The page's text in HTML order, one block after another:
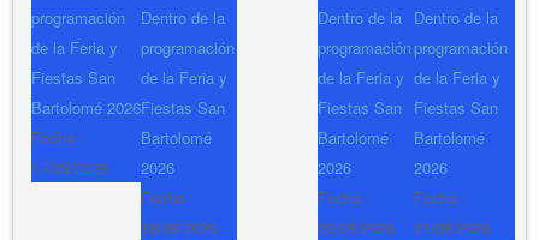
programación
de la Feria y
Fiestas San
Bartolomé 2026
Fecha :
17/08/2026
Dentro de la
programación
de la Feria y
Fiestas San
Bartolomé
2026
Fecha :
18/08/2026
Dentro de la
programación
de la Feria y
Fiestas San
Bartolomé
2026
Fecha :
20/08/2026
Dentro de la
programación
de la Feria y
Fiestas San
Bartolomé
2026
Fecha :
21/08/2026